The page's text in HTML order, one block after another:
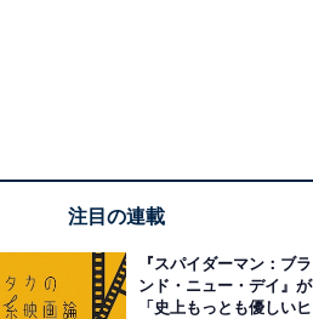
注目の連載
『スパイダーマン：ブラ
ンド・ニュー・デイ』が
「史上もっとも優しいヒ